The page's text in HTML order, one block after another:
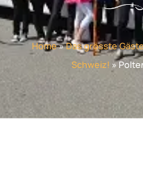
Home»Das grösste
Schweiz! »